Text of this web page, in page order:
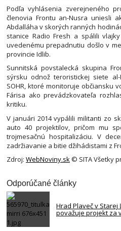
Podľa vyhlásenia zverejneného
členovia Frontu an-Nusra uniesli
Abdalláha v skorých ranných
stanice Radio Fresh a spálili
uvedenému prepadnutiu došlo v
provincie Idlib.
Sunnitská povstalecká skupina
sýrsku odnož teroristickej siete
SOHR, ktoré monitoruje občiansku
Fárisa ako prevádzkovateľa
kritiku.
V januári 2014 vypálili militanti zo
auto 40 projektilov, pričom mu
trojmesačnú hospitalizáciu. V
zadržiavanie a bitie džihádistami z
Zdroj: WebNoviny.sk © SITA Všetky
Odporúčané články
Hrad Plaveč v
považuje projekt za